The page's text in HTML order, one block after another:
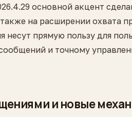
основной акцент
на расширении охвата
прямую пользу для
и точному
и новые